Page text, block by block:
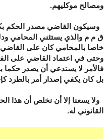
ومصالح موكليهم.
ق م م والذي يستثني المحامي
خاصا بالمحامي كان على
فالأمر لا يستدعي أن يصدر حكما
بل كان يكفي إصدار أمر بالطرد
ولا يسعنا إلا أن نخلص أن هذا
القانوني له.